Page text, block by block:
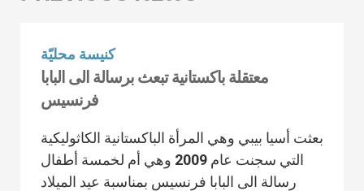
كنيسة محليّة
معتقلة باكستانية تبعث برسالة الى البابا
فرنسيس
بعثت أسيا بيبي وهي المرأة الباكستانية الكاثوليكية
التي سجنت عام 2009 وهي أم لخمسة أطفال
رسالة الى البابا فرنسيس بمناسبة عيد الميلاد